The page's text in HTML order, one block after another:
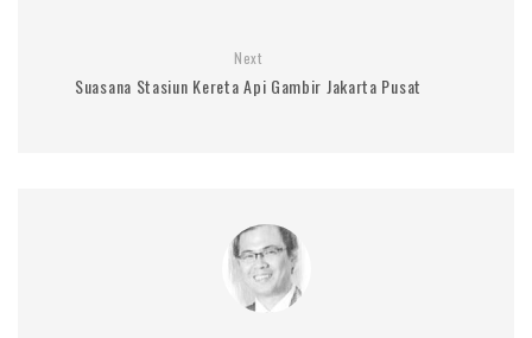
Next
Suasana Stasiun Kereta Api Gambir Jakarta Pusat